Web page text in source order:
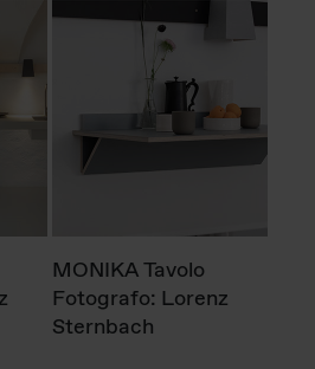
MONIKA Tavolo
Fotografo: Lorenz
Sternbach